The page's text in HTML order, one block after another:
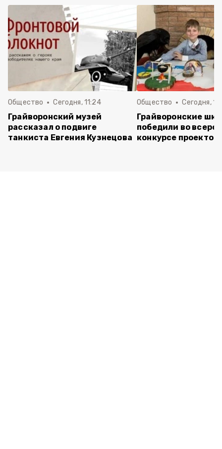
Общество Сегодня, 11:24
Грайворонский музей
рассказал о подвиге
танкиста Евгения Кузнецова
Общество Сегодня,
Грайворонские
победили во
конкурсе проектов